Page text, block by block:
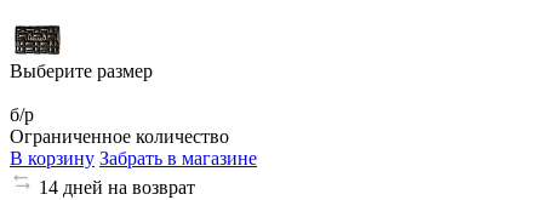
Выберите размер
б/р
Ограниченное количество
В корзину Забрать в магазине
14 дней на возврат